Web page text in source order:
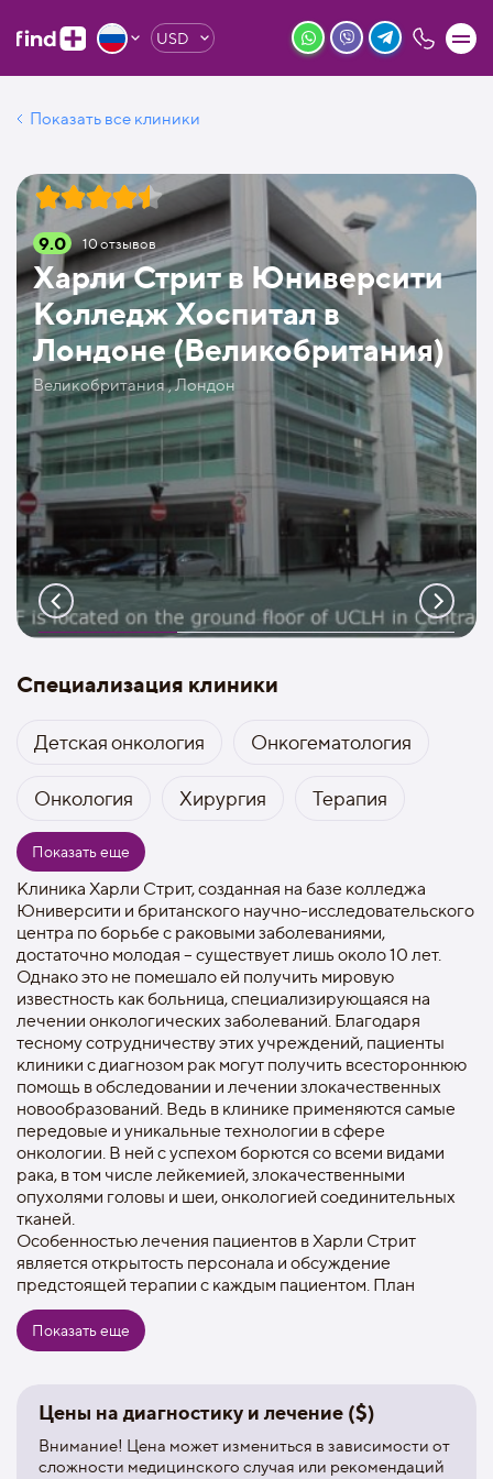
USD
Показать все клиники
9.0 10отзывов
Харли Стрит в Юниверсити
Колледж Хоспитал в
Лондоне (Великобритания)
Великобритания , Лондон
Специализация клиники
Детская онкология Онкогематология
Онкология Хирургия Терапия
Показать еще
Клиника Харли Стрит, созданная на базе колледжа
Юниверсити и британского научно-исследовательского
центра по борьбе с раковыми заболеваниями,
достаточно молодая – существует лишь около 10 лет.
Однако это не помешало ей получить мировую
известность как больница, специализирующаяся на
лечении онкологических заболеваний. Благодаря
тесному сотрудничеству этих учреждений, пациенты
клиники с диагнозом рак могут получить всестороннюю
помощь в обследовании и лечении злокачественных
новообразований. Ведь в клинике применяются самые
передовые и уникальные технологии в сфере
онкологии. В ней с успехом борются со всеми видами
рака, в том числе лейкемией, злокачественными
опухолями головы и шеи, онкологией соединительных
тканей.
Особенностью лечения пациентов в Харли Стрит
является открытость персонала и обсуждение
предстоящей терапии с каждым пациентом. План
лечения составляется с учетом индивидуальных
особенностей человека, стадии и формы заболевания.
Больной может получить подробное разъяснение по
методик лечения.
И хотя лечение онкологических пациентов является
основным видом деятельности клиники, в ней так же
Показать еще
Цены на диагностику и лечение ($)
Внимание! Цена может измениться в зависимости от
сложности медицинского случая или рекомендаций